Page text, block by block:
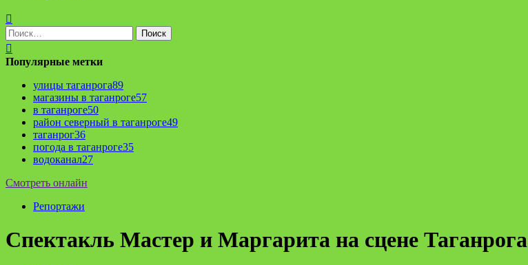
Найти:
Популярные метки
улицы таганрога89
магазины в таганроге57
в таганроге50
район северный в таганроге49
таганрог36
погода в таганроге35
водоканал27
Смотреть онлайн
Репортажи
Cпектакль Мастер и Маргарита на сцене Таганрога